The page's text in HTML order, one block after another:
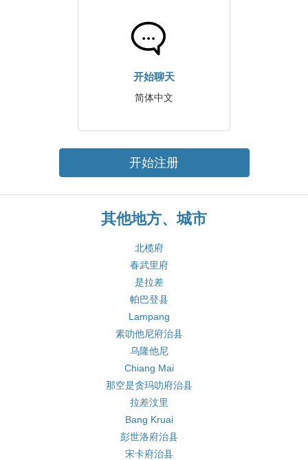
开始聊天
简体中文
开始注册
其他地方、城市
北榄府
春武里府
是拉差
帕巴登县
Lampang
素叻他尼府治县
乌隆他尼
Chiang Mai
那空是贪玛叻府治县
拉差汶里
Bang Kruai
彭世洛府治县
宋卡府治县